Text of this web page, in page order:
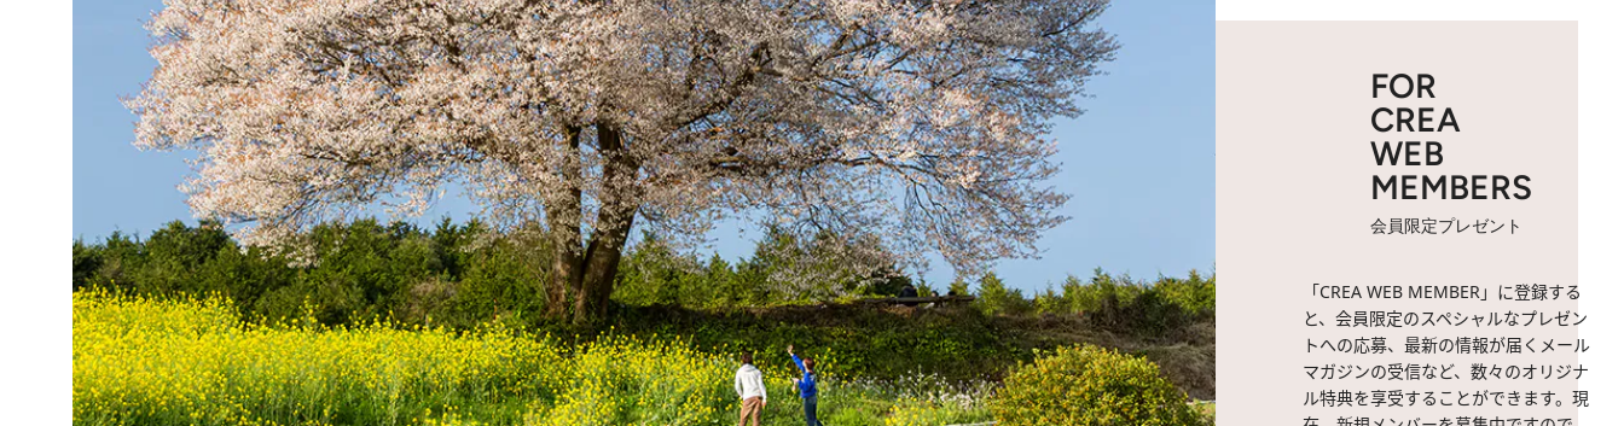
FOR
CREA
WEB
MEMBERS
会員限定プレゼント
「CREA WEB MEMBER」に登録する
と、会員限定のスペシャルなプレゼン
トへの応募、最新の情報が届くメール
マガジンの受信など、数々のオリジナ
ル特典を享受することができます。現